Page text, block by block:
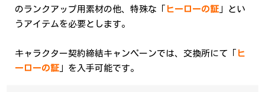
のランクアップ用素材の他、特殊な「
ヒーローの証 」とい
うアイテムを必要とします。
キャラクター契約締結キャンペーンでは、交換所にて「
ヒ
ーローの証 」を入手可能です。